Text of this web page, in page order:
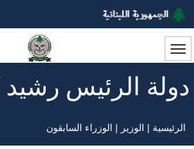
تجاوز
إلى
المحتوى
الرئيسي
دولة الرئيس
مسار
الرئيسية الوزير الوزراء السابقون